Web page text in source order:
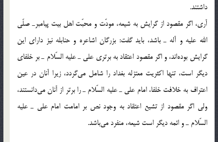
داشتند.
آري، اگر مقصود از گرايش به شيعه، مودّت و محبّت اهل بيت پيامبرـ صلّي
الله عليه و آله ـ باشد، بايد گفت: بزرگان اشاعره و حنابله نيز داراي اين
گرايش بوده‌اند، و اگر مقصود اعتقاد به برتري علي ـ عليه السّلام ـ بر خلفاي
ديگر است، تنها اكثريت معتزله بغداد را شامل مي‌گردد، زيرا آنان در عين
اعتراف به خلافت خلفا، امام علي ـ عليه السّلام ـ را برتر از آنان مي‌دانستند،
ولي اگر مقصود از تشيع اعتقاد به وجود نص بر امامت امام علي ـ عليه
السّلام ـ و ائمه ديگر است شيعه، منفرد مي‌باشد.